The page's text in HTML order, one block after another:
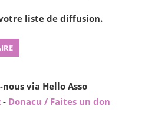
liste de diffusion.
nous via Hello Asso
- Donacu / Faites un don